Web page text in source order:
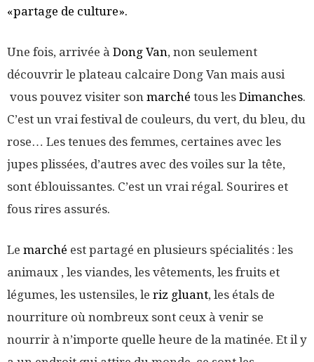
«partage de culture».
Une fois, arrivée à Dong Van, non seulement
découvrir le plateau calcaire Dong Van mais ausi
vous pouvez visiter son marché tous les Dimanches.
C’est un vrai festival de couleurs, du vert, du bleu, du
rose… Les tenues des femmes, certaines avec les
jupes plissées, d’autres avec des voiles sur la tête,
sont éblouissantes. C’est un vrai régal. Sourires et
fous rires assurés.
Le marché est partagé en plusieurs spécialités : les
animaux , les viandes, les vêtements, les fruits et
légumes, les ustensiles, le riz gluant, les étals de
nourriture où nombreux sont ceux à venir se
nourrir à n’importe quelle heure de la matinée. Et il y